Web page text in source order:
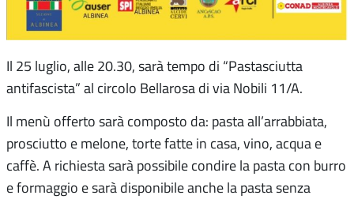
Il 25 luglio, alle 20.30, sarà tempo di “Pastasciutta
antifascista” al circolo Bellarosa di via Nobili 11/A.
Il menù offerto sarà composto da: pasta all’arrabbiata,
prosciutto e melone, torte fatte in casa, vino, acqua e
caffè. A richiesta sarà possibile condire la pasta con burro
e formaggio e sarà disponibile anche la pasta senza